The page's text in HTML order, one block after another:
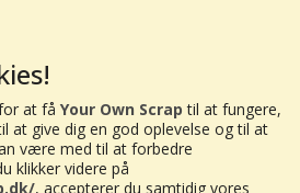
CVR: 30416082
Hovedgade 20
4000 Roskilde
at få Your Own Scrap til at fungere,
at give dig en god oplevelse og til at
være med til at forbedre
klikker videre på
, accepterer du samtidig vores